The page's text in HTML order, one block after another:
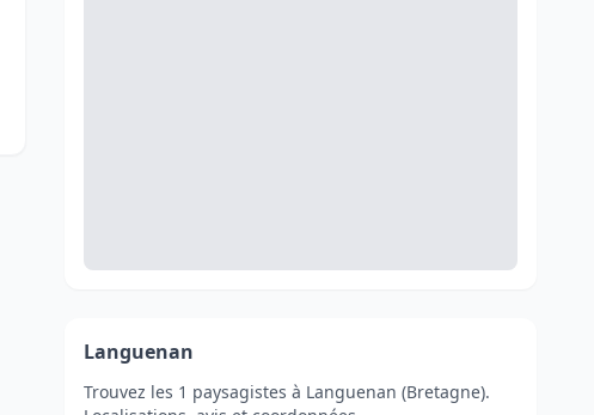
Languenan
Trouvez les 1 paysagistes à Languenan (Bretagne).